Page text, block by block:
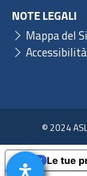
NOTE LEGALI
Mappa del
Accessibilità
© 2024
Le tue